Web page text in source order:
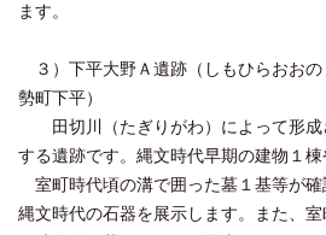
ます。
３）下平大野Ａ遺跡（しもひらおお
勢町下平）
田切川（たぎりがわ）によって形成
する遺跡です。縄文時代早期の建物１棟
室町時代頃の溝で囲った墓１基等が
縄文時代の石器を展示します。また、室